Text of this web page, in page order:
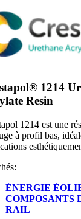
1214
Resin
1214 est une
à profil bas,
ÉNERGIE
COMPOSANTS
RAIL